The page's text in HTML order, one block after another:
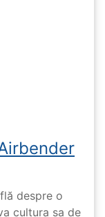
despre o
cultura sa de